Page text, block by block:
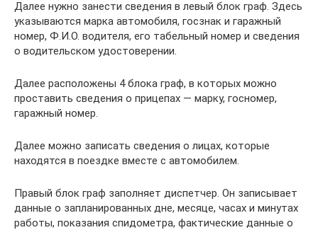
Далее нужно занести сведения в левый блок граф. Здесь
указываются марка автомобиля, госзнак и гаражный
номер, Ф.И.О. водителя, его табельный номер и сведения
о водительском удостоверении.
Далее расположены 4 блока граф, в которых можно
проставить сведения о прицепах — марку, госномер,
гаражный номер.
Далее можно записать сведения о лицах, которые
находятся в поездке вместе с автомобилем.
Правый блок граф заполняет диспетчер. Он записывает
данные о запланированных дне, месяце, часах и минутах
работы, показания спидометра, фактические данные о